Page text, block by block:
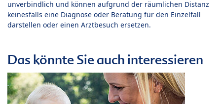
unverbindlich und können aufgrund der räumlichen Distanz
keinesfalls eine Diagnose oder Beratung für den Einzelfall
darstellen oder einen Arztbesuch ersetzen.
Das könnte Sie auch interessieren